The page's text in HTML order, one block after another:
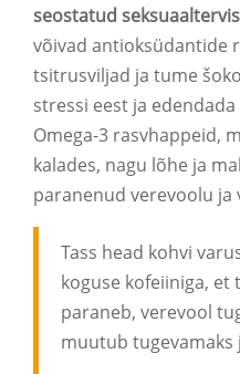
seostatud
võivad antioksüdantide
tsitrusviljad ja tume
stressi eest ja
Omega-3 rasvhappeid,
kalades, nagu lõhe ja
paranenud verevoolu ja
Tass head kohvi
koguse kofeiiniga, et
paraneb, verevool
muutub tugevamaks